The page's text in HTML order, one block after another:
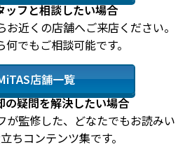
ッフと相談したい場合
近くの店舗へご来店ください。
でもご相談可能です。
店舗一覧
の疑問を解決したい場合
が監修した、どなたでもお読みい
ちコンテンツ集です。